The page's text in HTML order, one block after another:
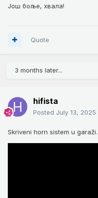
Још боље, хвала!
Quote
3 months later...
hifista
Posted July 13, 2025
Skriveni horn sistem u garaži.